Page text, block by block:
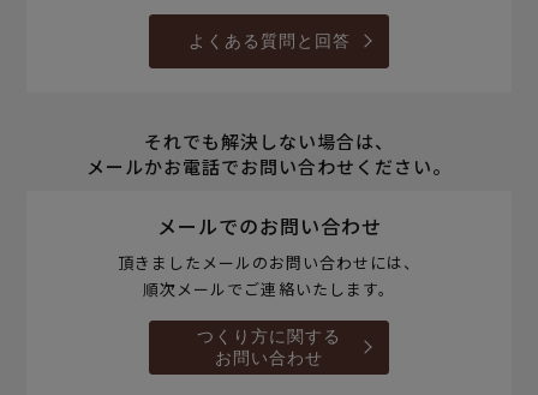
よくある質問と回答
それでも解決しない場合は、
メールかお電話でお問い合わせください。
メールでのお問い合わせ
頂きましたメールのお問い合わせには、
順次メールでご連絡いたします。
つくり方に関する
お問い合わせ